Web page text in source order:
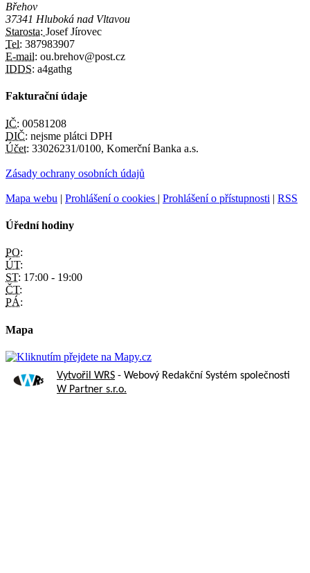
Břehov
37341 Hluboká nad Vltavou
Starosta: Josef Jírovec
Tel: 387983907
E-mail: ou.brehov@post.cz
IDDS: a4gathg
Fakturační údaje
IČ: 00581208
DIČ: nejsme plátci DPH
Účet: 33026231/0100, Komerční Banka a.s.
Zásady ochrany osobních údajů
Mapa webu | Prohlášení o cookies | Prohlášení o přístupnosti | RSS
Úřední hodiny
PO:
ÚT:
ST: 17:00 - 19:00
ČT:
PÁ:
Mapa
Vytvořil WRS - Webový Redakční Systém společnosti
W Partner s.r.o.